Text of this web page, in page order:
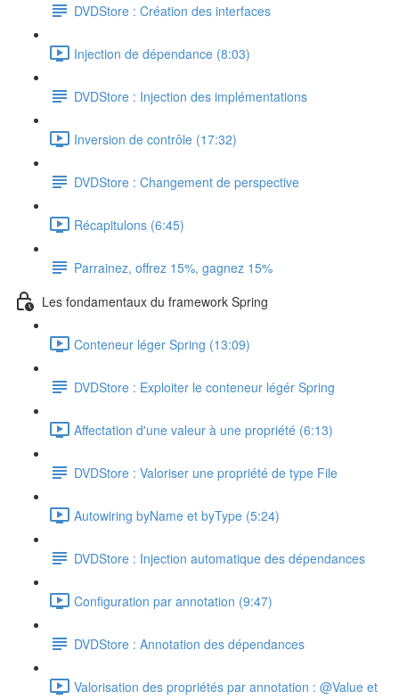
DVDStore : Création des interfaces
Injection de dépendance (8:03)
DVDStore : Injection des implémentations
Inversion de contrôle (17:32)
DVDStore : Changement de perspective
Récapitulons (6:45)
Parrainez, offrez 15%, gagnez 15%
Les fondamentaux du framework Spring
Conteneur léger Spring (13:09)
DVDStore : Exploiter le conteneur légér Spring
Affectation d'une valeur à une propriété (6:13)
DVDStore : Valoriser une propriété de type File
Autowiring byName et byType (5:24)
DVDStore : Injection automatique des dépendances
Configuration par annotation (9:47)
DVDStore : Annotation des dépendances
Valorisation des propriétés par annotation : @Value et